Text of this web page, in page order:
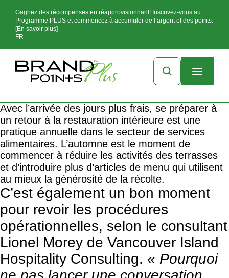
Gagnez des récompenses en réapprovisionnant! Inscrivez-vous au
Programme PLUS et commencez à accumuler de l’argent et des points.
[En savoir plus]
FR
Avec l’arrivée des jours plus frais, se préparer à
un retour à la restauration intérieure est une
pratique annuelle dans le secteur de services
alimentaires. L’automne est le moment de
commencer à réduire les activités des terrasses
et d’introduire plus d’articles de menu qui utilisent
au mieux la générosité de la récolte.
C’est également un bon moment
pour revoir les procédures
opérationnelles, selon le consultant
Lionel Morey de Vancouver Island
Hospitality Consulting. « Pourquoi